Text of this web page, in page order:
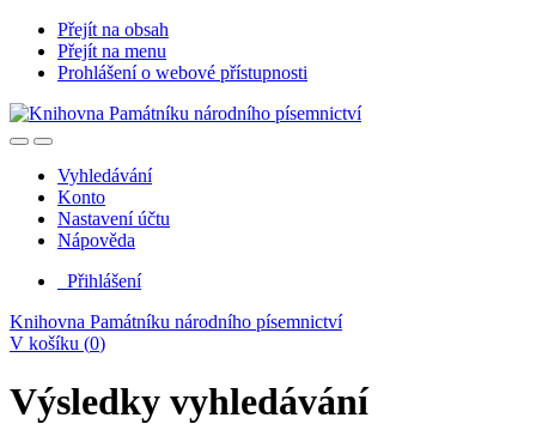
Přejít na obsah
Přejít na menu
Prohlášení o webové přístupnosti
Vyhledávání
Konto
Nastavení účtu
Nápověda
Přihlášení
Knihovna Památníku národního písemnictví
V košíku (0)
Výsledky vyhledávání